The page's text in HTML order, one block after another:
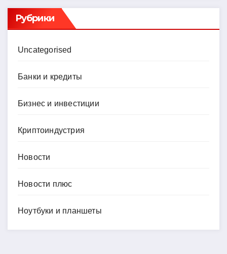
Рубрики
Uncategorised
Банки и кредиты
Бизнес и инвестиции
Криптоиндустрия
Новости
Новости плюс
Ноутбуки и планшеты